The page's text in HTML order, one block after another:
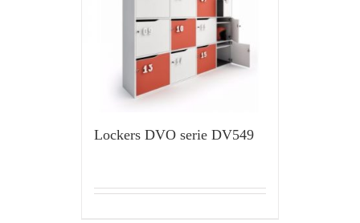
Lockers DVO serie DV549